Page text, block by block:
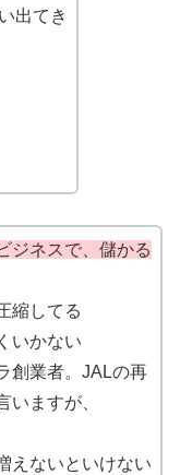
出てき
ジネスで、儲かる
縮してる
いかない
創業者。JALの再
いますが、
えないといけない